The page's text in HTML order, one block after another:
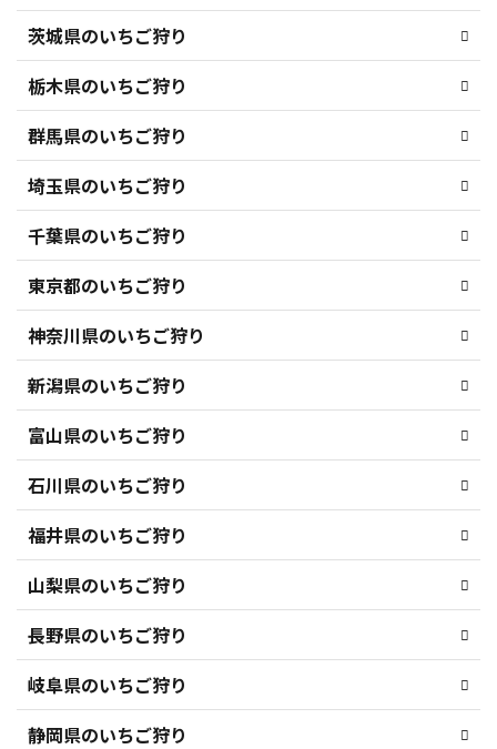
茨城県のいちご狩り
栃木県のいちご狩り
群馬県のいちご狩り
埼玉県のいちご狩り
千葉県のいちご狩り
東京都のいちご狩り
神奈川県のいちご狩り
新潟県のいちご狩り
富山県のいちご狩り
石川県のいちご狩り
福井県のいちご狩り
山梨県のいちご狩り
長野県のいちご狩り
岐阜県のいちご狩り
静岡県のいちご狩り